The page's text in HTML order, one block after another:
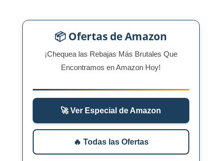
📦 Ofertas de Amazon
¡Chequea las Rebajas Más Brutales Que
Encontramos en Amazon Hoy!
🚀 Ver Especial de Amazon
🔥 Todas las Ofertas